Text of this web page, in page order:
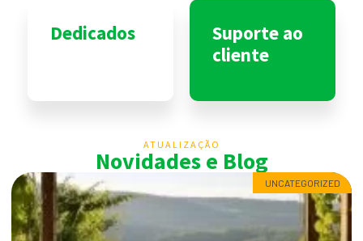
Dedicados
Suporte ao
cliente
ATUALIZAÇÃO
Novidades e Blog
UNCATEGORIZED